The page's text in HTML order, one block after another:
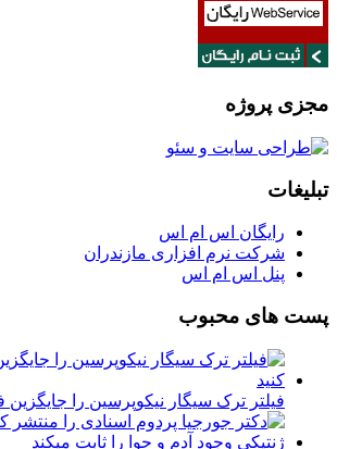
مجزی پروژه
تبلیغات
رایگان اس ام اس
شرکت نرم افزاری مازندران
پنل اس ام اس
پست های محبوب
فیلتر ترک سیگار نیکوپرسین را جایگزین